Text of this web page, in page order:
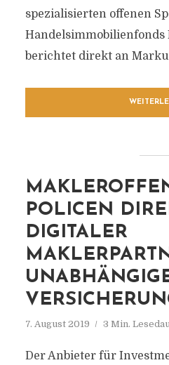
spezialisierten offenen
Handelsimmobilienfonds
berichtet direkt an
POLICEN
DIGITALER
7. August 2019 3 Min.
Der Anbieter für